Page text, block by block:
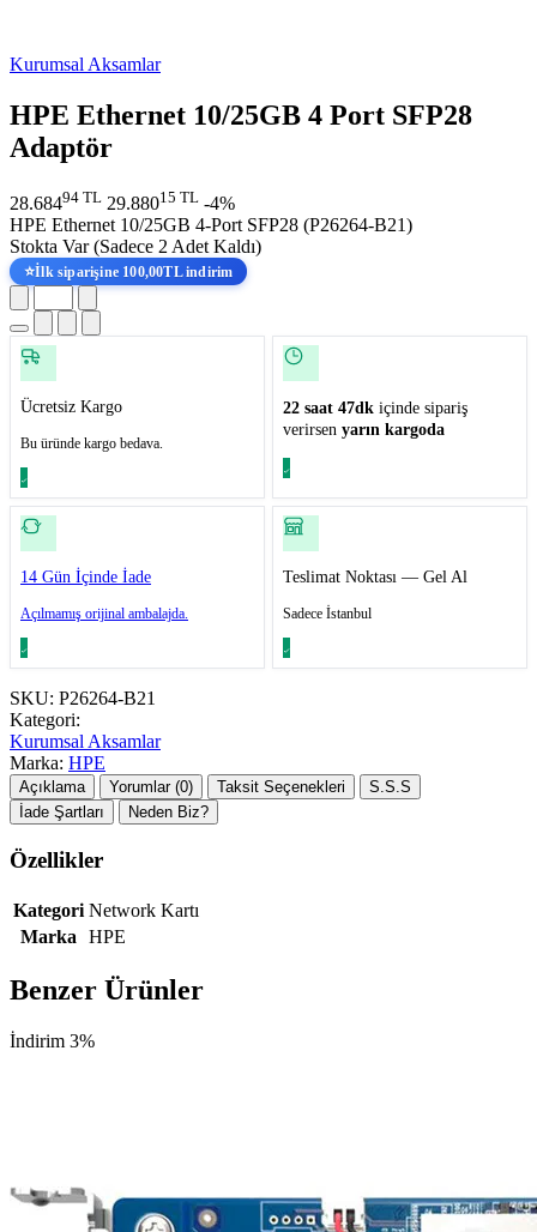
Kurumsal Aksamlar
HPE Ethernet 10/25GB 4 Port SFP28
Adaptör
28.68494 TL 29.88015 TL -4%
HPE Ethernet 10/25GB 4-Port SFP28 (P26264-B21)
Stokta Var (Sadece 2 Adet Kaldı)
⭐İlk siparişine 100,00TL indirim
Ücretsiz Kargo
Bu üründe kargo bedava.
22 saat 47dk içinde sipariş
verirsen yarın kargoda
14 Gün İçinde İade
Açılmamış orijinal ambalajda.
Teslimat Noktası — Gel Al
Sadece İstanbul
SKU: P26264-B21
Kategori:
Kurumsal Aksamlar
Marka: HPE
Açıklama Yorumlar (0) Taksit Seçenekleri
S.S.S
İade Şartları
Neden Biz?
Özellikler
Kategori Network Kartı
Marka
HPE
Benzer Ürünler
İndirim 3%